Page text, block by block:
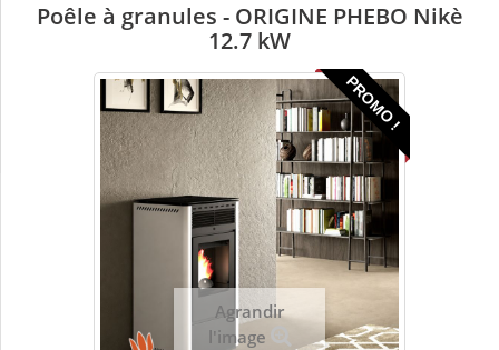
Poêle à granules - ORIGINE PHEBO Nikè
12.7 kW
PROMO !
Agrandir
l'image